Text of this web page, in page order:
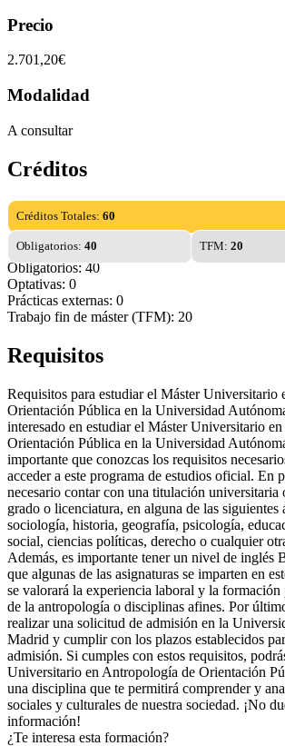
Precio
2.701,20€
Modalidad
A consultar
Créditos
Créditos Totales: 60
Obligatorios: 40 TFM: 20
Obligatorios: 40
Optativas: 0
Prácticas externas: 0
Trabajo fin de máster (TFM): 20
Requisitos
Requisitos para estudiar el Máster Universitario
Orientación Pública en la Universidad
interesado en estudiar el Máster Universitario
Orientación Pública en la Universidad
importante que conozcas los requisitos
acceder a este programa de estudios oficial. En
necesario contar con una titulación universitaria
grado o licenciatura, en alguna de las siguientes
sociología, historia, geografía, psicología,
social, ciencias políticas, derecho o cualquier
Además, es importante tener un nivel de inglés
que algunas de las asignaturas se imparten en
se valorará la experiencia laboral y la
de la antropología o disciplinas afines. Por
realizar una solicitud de admisión en la
Madrid y cumplir con los plazos establecidos
admisión. Si cumples con estos requisitos,
Universitario en Antropología de Orientación
una disciplina que te permitirá comprender y
sociales y culturales de nuestra sociedad. ¡No
información!
¿Te interesa esta formación?